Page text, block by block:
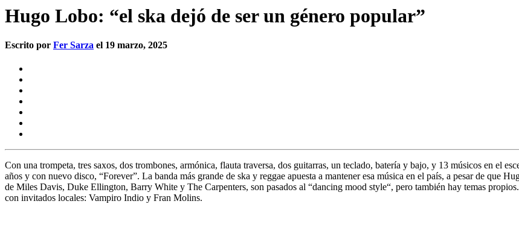
Hugo Lobo: “el ska dejó de ser un género popular”
Escrito por Fer Sarza el 19 marzo, 2025
Con una trompeta, tres saxos, dos trombones, armónica, flauta traversa, dos guitarras, un teclado, batería y bajo, y 13 músicos en el
años y con nuevo disco, “Forever”. La banda más grande de ska y reggae apuesta a mantener esa música en el país, a pesar de que
de Miles Davis, Duke Ellington, Barry White y The Carpenters, son pasados al “dancing mood style“, pero también hay temas
con invitados locales: Vampiro Indio y Fran Molins.